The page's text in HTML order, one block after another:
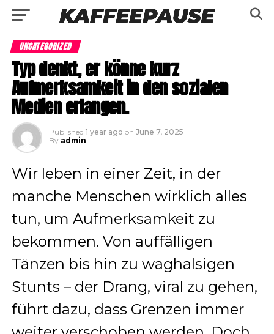
UNCATEGORIZED
Typ denkt, er könne kurz
Aufmerksamkeit in den sozialen
Medien erlangen.
Published 1 year ago on June 7, 2025
By admin
Wir leben in einer Zeit, in der
manche Menschen wirklich alles
tun, um Aufmerksamkeit zu
bekommen. Von auffälligen
Tänzen bis hin zu waghalsigen
Stunts – der Drang, viral zu gehen,
führt dazu, dass Grenzen immer